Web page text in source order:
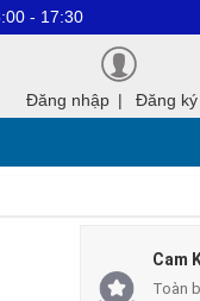
Đăng nhập | Đăng ký
Cam
Toàn